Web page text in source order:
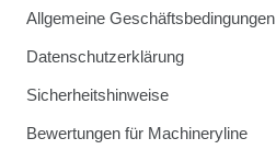
Allgemeine Geschäftsbedingungen
Datenschutzerklärung
Sicherheitshinweise
Bewertungen für Machineryline